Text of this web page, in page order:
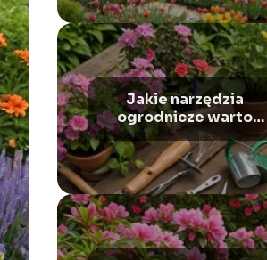
Jakie narzędzia
ogrodnicze warto
mieć: Przewodnik dla
amatora